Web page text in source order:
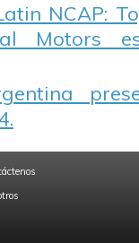
NCAP:
Motors